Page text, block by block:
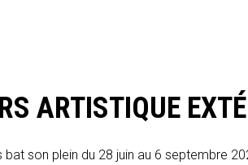
ARTISTIQUE
son plein du 28 juin au 6 septembre